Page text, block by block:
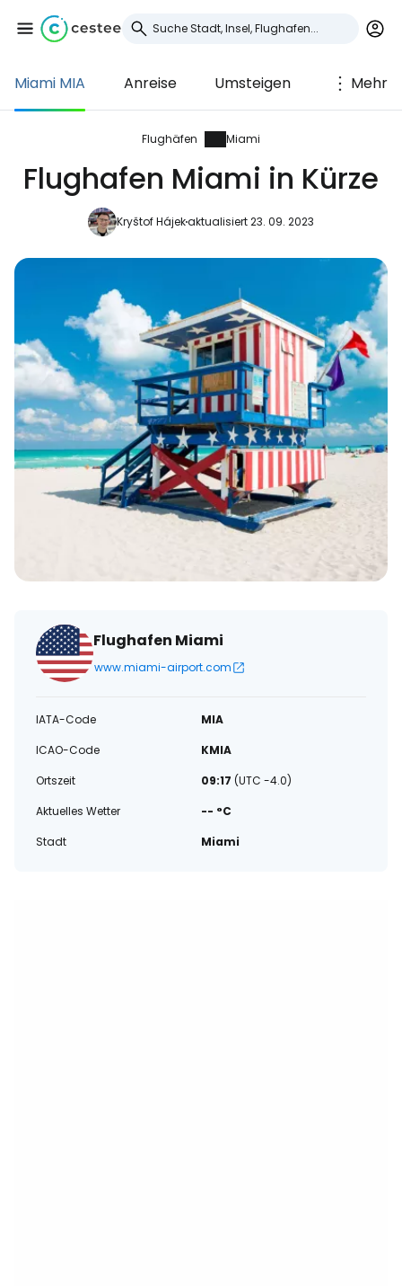
Miami MIA Anreise Umsteigen Mehr
Flughäfen Miami
Flughafen Miami in Kürze
Kryštof Hájekaktualisiert 23. 09. 2023
Flughafen Miami
www.miami-airport.com
IATA-Code
MIA
ICAO-Code
KMIA
Ortszeit
09:17 (UTC -4.0)
Aktuelles Wetter
-- °C
Stadt
Miami
Anmeldung bei
Cestee
... die weltweite Reise-Community
Weiter mit Facebook
Weiter mit E-Mail